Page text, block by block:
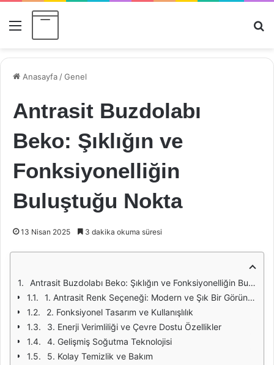
Menü
Anasayfa /Genel
Antrasit Buzdolabı
Beko: Şıklığın ve
Fonksiyonelliğin
Buluştuğu Nokta
13 Nisan 2025 3 dakika okuma süresi
Antrasit Buzdolabı Beko: Şıklığın ve Fonksiyonelliğin Buluştuğu Nokta
1. Antrasit Renk Seçeneği: Modern ve Şık Bir Görünüm
2. Fonksiyonel Tasarım ve Kullanışlılık
3. Enerji Verimliliği ve Çevre Dostu Özellikler
4. Gelişmiş Soğutma Teknolojisi
5. Kolay Temizlik ve Bakım